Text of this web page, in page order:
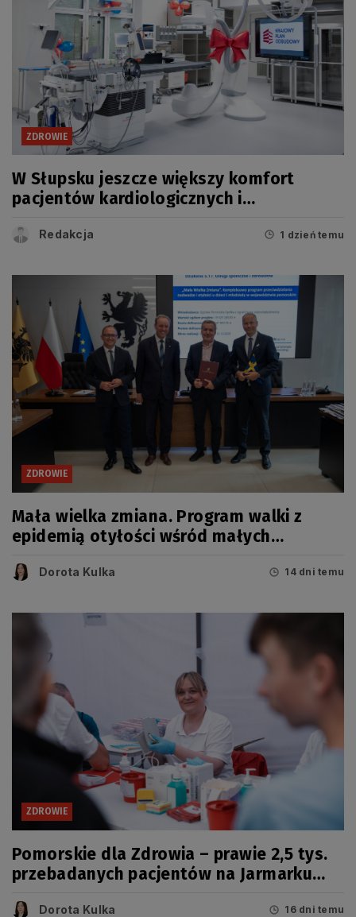
ZDROWIE
W Słupsku jeszcze większy komfort
pacjentów kardiologicznych i
Redakcja 1 dzień temu
ZDROWIE
Mała wielka zmiana. Program walki z
epidemią otyłości wśród małych
Dorota Kulka 14 dni temu
ZDROWIE
Pomorskie dla Zdrowia – prawie 2,5 tys.
przebadanych pacjentów na Jarmarku
Dorota Kulka 16 dni temu